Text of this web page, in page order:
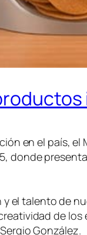
en el país,
donde
el talento de
de
González.